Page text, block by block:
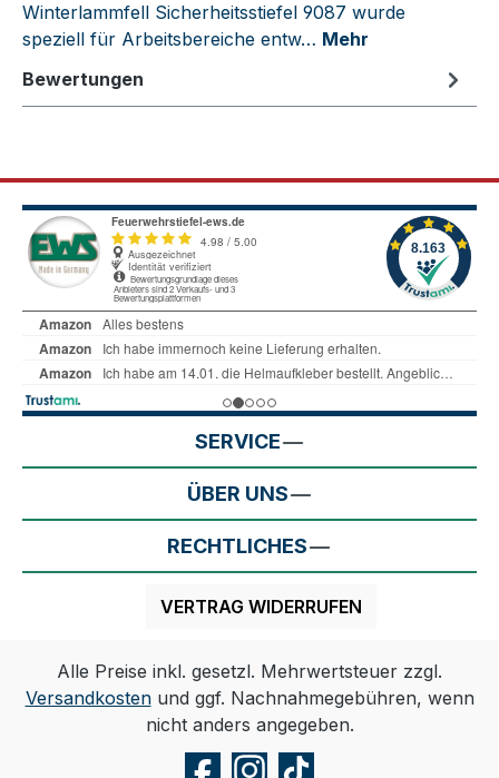
Winterlammfell Sicherheitsstiefel 9087 wurde
speziell für Arbeitsbereiche entw… Mehr
Bewertungen
SERVICE
ÜBER UNS
RECHTLICHES
VERTRAG WIDERRUFEN
Alle Preise inkl. gesetzl. Mehrwertsteuer zzgl.
Versandkostenund ggf. Nachnahmegebühren, wenn
nicht anders angegeben.